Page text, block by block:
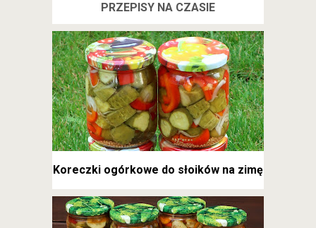
PRZEPISY NA CZASIE
Koreczki ogórkowe do słoików na zimę